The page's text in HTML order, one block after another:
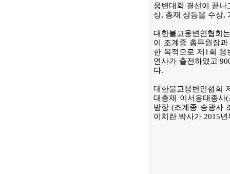
웅변대회 결선이 끝
상, 총재 상등을 수상,
대한불교웅변인협회
이 조계종 총무원장
한 목적으로 제1회
연사가 출전하였고
다.
대한불교웅변인협회
대총재 이서옹대종사
방장 (조계종 송광사
이치란 박사가 2015